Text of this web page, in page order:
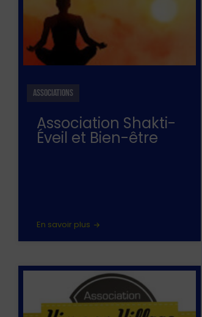
ASSOCIATIONS
Association Shakti-
Éveil et Bien-être
En savoir plus